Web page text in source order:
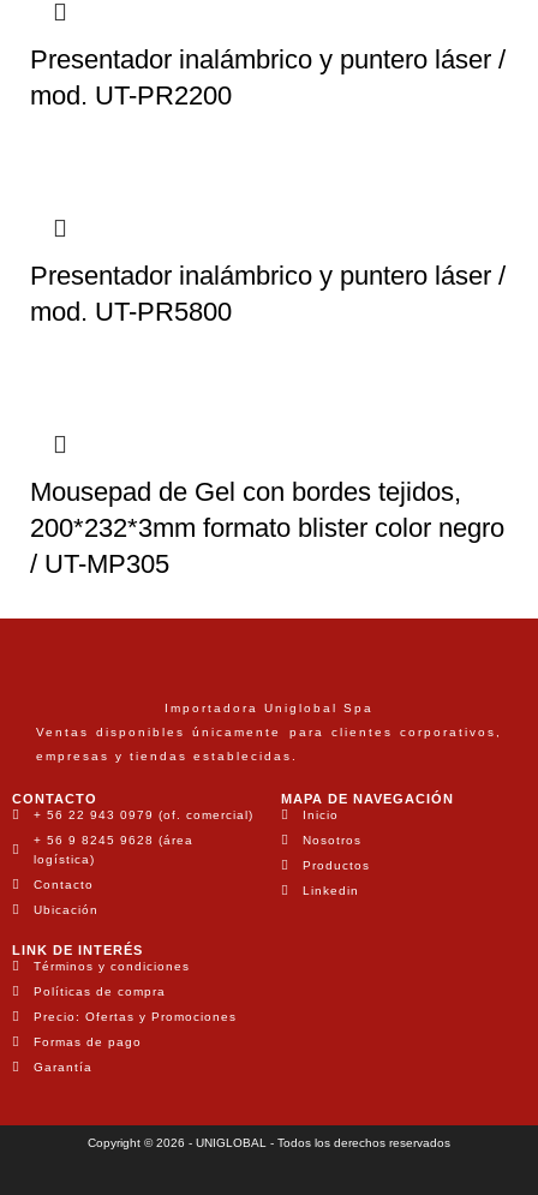
Presentador inalámbrico y puntero láser /
mod. UT-PR2200
Presentador inalámbrico y puntero láser /
mod. UT-PR5800
Mousepad de Gel con bordes tejidos,
200*232*3mm formato blister color negro
/ UT-MP305
Importadora Uniglobal Spa
Ventas disponibles únicamente para clientes corporativos,
empresas y tiendas establecidas.
CONTACTO
+ 56 22 943 0979 (of. comercial)
+ 56 9 8245 9628 (área
logística)
Contacto
Ubicación
MAPA DE NAVEGACIÓN
Inicio
Nosotros
Productos
Linkedin
LINK DE INTERÉS
Términos y condiciones
Políticas de compra
Precio: Ofertas y Promociones
Formas de pago
Garantía
Copyright © 2026 - UNIGLOBAL - Todos los derechos reservados